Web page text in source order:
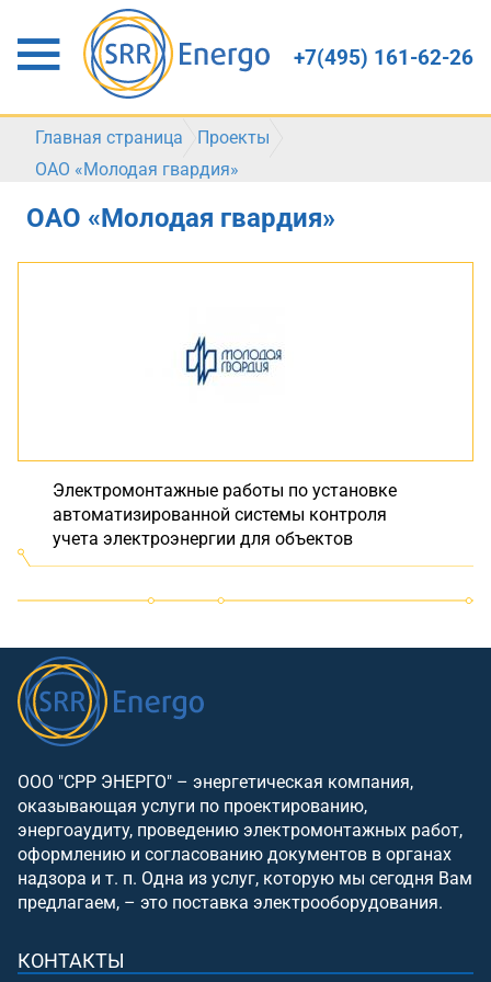
+7(495) 161-62-26
Главная страница
Проекты
ОАО «Молодая гвардия»
ОАО «Молодая гвардия»
Электромонтажные работы по установке
автоматизированной системы контроля
учета электроэнергии для объектов
ООО "СРР ЭНЕРГО" – энергетическая компания,
оказывающая услуги по проектированию,
энергоаудиту, проведению электромонтажных работ,
оформлению и согласованию документов в органах
надзора и т. п. Одна из услуг, которую мы сегодня Вам
предлагаем, – это поставка электрооборудования.
КОНТАКТЫ